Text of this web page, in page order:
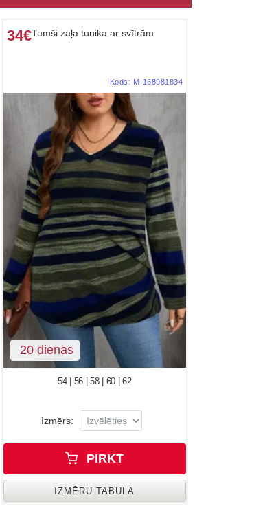
34€Tumši zaļa tunika ar svītrām
Kods: M-168981834
20 dienās
54 | 56 | 58 | 60 | 62
Izmērs:
PIRKT
IZMĒRU TABULA